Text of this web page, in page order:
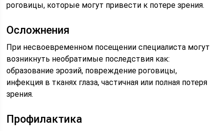
роговицы, которые могут привести к потере зрения.
Осложнения
При несвоевременном посещении специалиста могут
возникнуть необратимые последствия как:
образование эрозий, повреждение роговицы,
инфекция в тканях глаза, частичная или полная потеря
зрения.
Профилактика